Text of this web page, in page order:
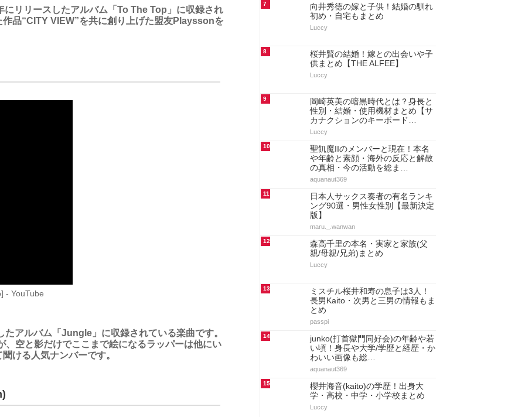
リリースしたアルバム「To The Top」に収録され
品“CITY VIEW”を共に創り上げた盟友Playssonを
- YouTube
アルバム「Jungle」に収録されている楽曲です。
空と影だけでここまで絵になるラッパーは他にい
ける人気ナンバーです。
7
向井秀徳の嫁と子供！結婚の馴れ
初め・自宅もまとめ
Luccy
8
桜井賢の結婚！嫁との出会いや子
供まとめ【THE ALFEE】
Luccy
9
岡崎英美の暗黒時代とは？身長と
性別・結婚・使用機材まとめ【サ
カナクションのキーボード…
Luccy
10
聖飢魔IIのメンバーと現在！本名
や年齢と素顔・海外の反応と解散
の真相・今の活動を総ま…
aquanaut369
11
日本人サックス奏者の有名ランキ
ング90選・男性女性別【最新決定
版】
maru._.wanwan
12
森高千里の本名・実家と家族(父
親/母親/兄弟)まとめ
Luccy
13
ミスチル桜井和寿の息子は3人！
長男Kaito・次男と三男の情報もま
とめ
passpi
14
junko(打首獄門同好会)の年齢や若
い頃！身長や大学/学歴と経歴・か
わいい画像も総…
aquanaut369
15
櫻井海音(kaito)の学歴！出身大
学・高校・中学・小学校まとめ
Luccy